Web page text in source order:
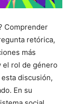
Comprender
retórica,
más
el rol de género
discusión,
En su